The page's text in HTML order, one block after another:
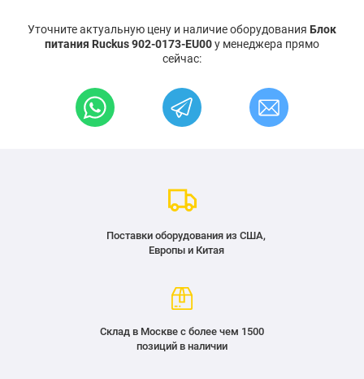
Уточните актуальную цену и наличие оборудования Блок
питания Ruckus 902-0173-EU00у менеджера прямо
сейчас:
Поставки оборудования из США,
Европы и Китая
Склад в Москве с более чем 1500
позиций в наличии